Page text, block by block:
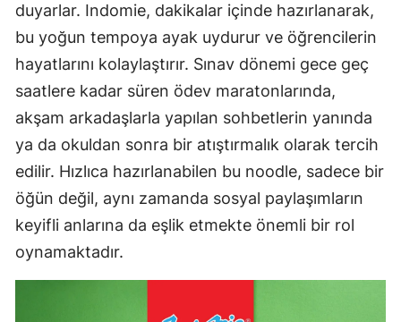
duyarlar. Indomie, dakikalar içinde hazırlanarak,
bu yoğun tempoya ayak uydurur ve öğrencilerin
hayatlarını kolaylaştırır. Sınav dönemi gece geç
saatlere kadar süren ödev maratonlarında,
akşam arkadaşlarla yapılan sohbetlerin yanında
ya da okuldan sonra bir atıştırmalık olarak tercih
edilir. Hızlıca hazırlanabilen bu noodle, sadece bir
öğün değil, aynı zamanda sosyal paylaşımların
keyifli anlarına da eşlik etmekte önemli bir rol
oynamaktadır.